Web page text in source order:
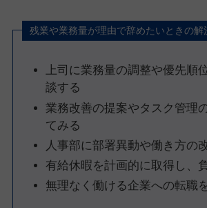
残業や業務量が理由で辞めたいときの解
上司に業務量の調整や優先順
談する
業務改善の提案やタスク管理
てみる
人事部に部署異動や働き方の
有給休暇を計画的に取得し、
無理なく働ける企業への転職